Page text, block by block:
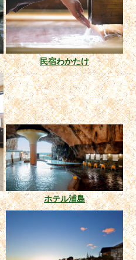
民宿わかたけ
ホテル浦島